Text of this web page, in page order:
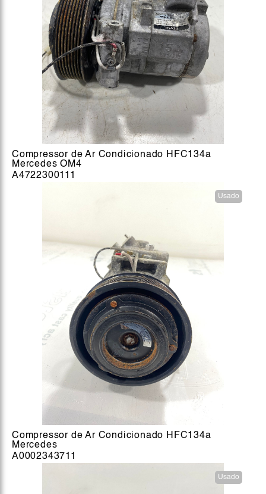
Compressor de Ar Condicionado HFC134a
Mercedes OM4
A4722300111
Usado
Compressor de Ar Condicionado HFC134a
Mercedes
A0002343711
Usado